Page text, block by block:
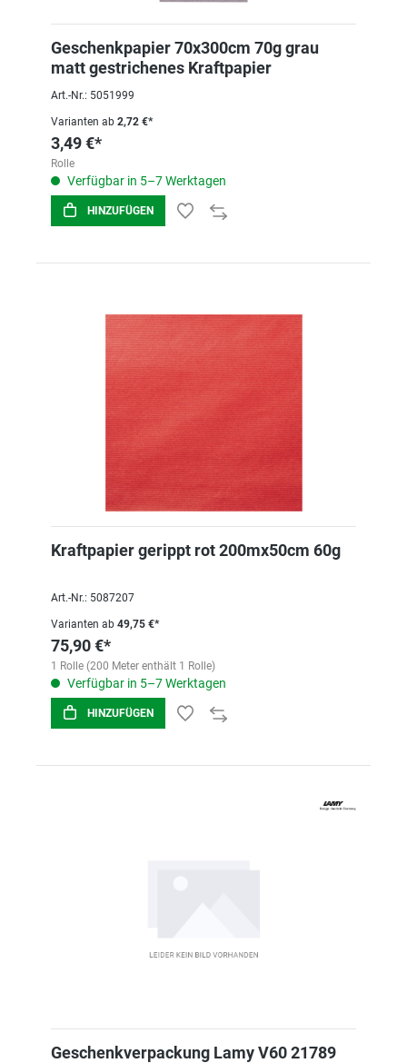
Geschenkpapier 70x300cm 70g grau
matt gestrichenes Kraftpapier
Art.-Nr.: 5051999
Varianten ab 2,72 €*
3,49 €*
Rolle
Verfügbar in 5–7 Werktagen
HINZUFÜGEN
Kraftpapier gerippt rot 200mx50cm 60g
Art.-Nr.: 5087207
Varianten ab 49,75 €*
75,90 €*
1 Rolle (200 Meter enthält 1 Rolle)
Verfügbar in 5–7 Werktagen
HINZUFÜGEN
Geschenkverpackung Lamy V60 21789